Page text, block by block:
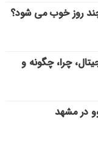
روز خوب می‌ شود؟
چرا، چگونه و
در مشهد